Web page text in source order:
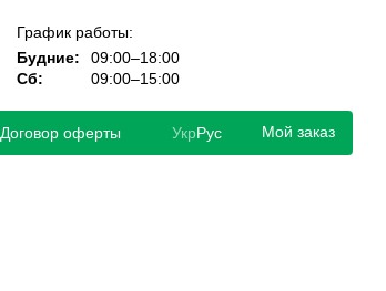
График работы:
Будние:
09:00–18:00
Сб:
09:00–15:00
Договор оферты УкрРус Мой заказ